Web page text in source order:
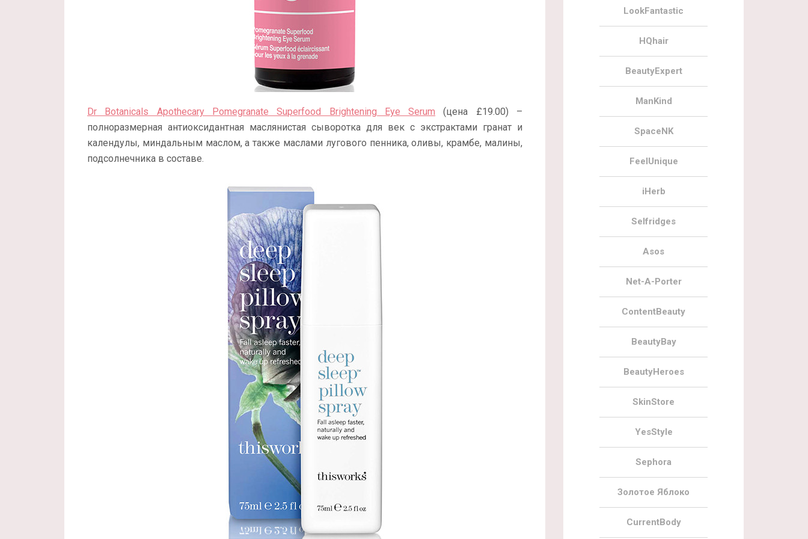
Dr Botanicals Apothecary Pomegranate Superfood Brightening Eye Serum (цена £19.00) –
полноразмерная антиоксидантная маслянистая сыворотка для век с экстрактами гранат и
календулы, миндальным маслом, а также маслами лугового пенника, оливы, крамбе, малины,
подсолнечника в составе.
LookFantastic
HQhair
BeautyExpert
ManKind
SpaceNK
FeelUnique
iHerb
Selfridges
Asos
Net-A-Porter
ContentBeauty
BeautyBay
BeautyHeroes
SkinStore
YesStyle
Sephora
Золотое Яблоко
CurrentBody